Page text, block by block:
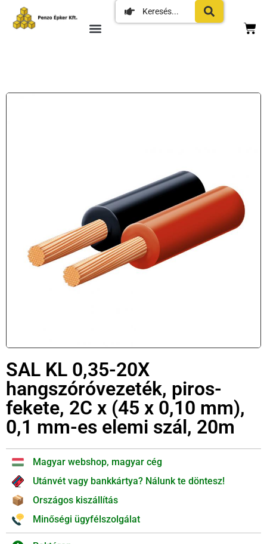
SAL KL 0,35-20X
hangszóróvezeték, piros-
fekete, 2C x (45 x 0,10 mm),
0,1 mm-es elemi szál, 20m
Magyar webshop, magyar cég
Utánvét vagy bankkártya? Nálunk te döntesz!
Országos kiszállítás
Minőségi ügyfélszolgálat